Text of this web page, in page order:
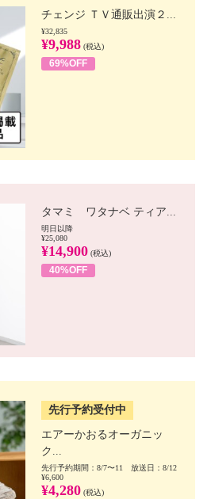
チェンジ ＴＶ通販出演２...
¥32,835
¥9,988 (税込)
69%OFF
タマミ ワタナベ ティア...
明日以降
¥25,080
¥14,900 (税込)
40%OFF
先行予約受付中
エアーかおるオーガニッ
ク...
先行予約期間：8/7〜11 放送日：8/12
¥6,600
¥4,280 (税込)